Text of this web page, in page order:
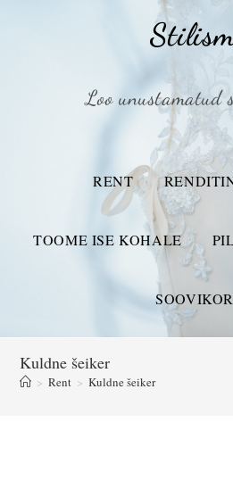
Loo unustamatud
RENT
TOOME ISE KOHALE
Kuldne šeiker
> Rent > Kuldne šeiker